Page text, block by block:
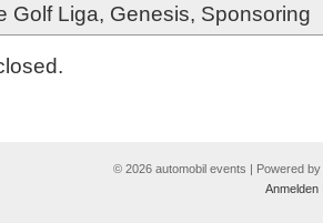
Golf Liga, Genesis, Sponsoring
© 2026 automobil events | Powered by
Anmelden|